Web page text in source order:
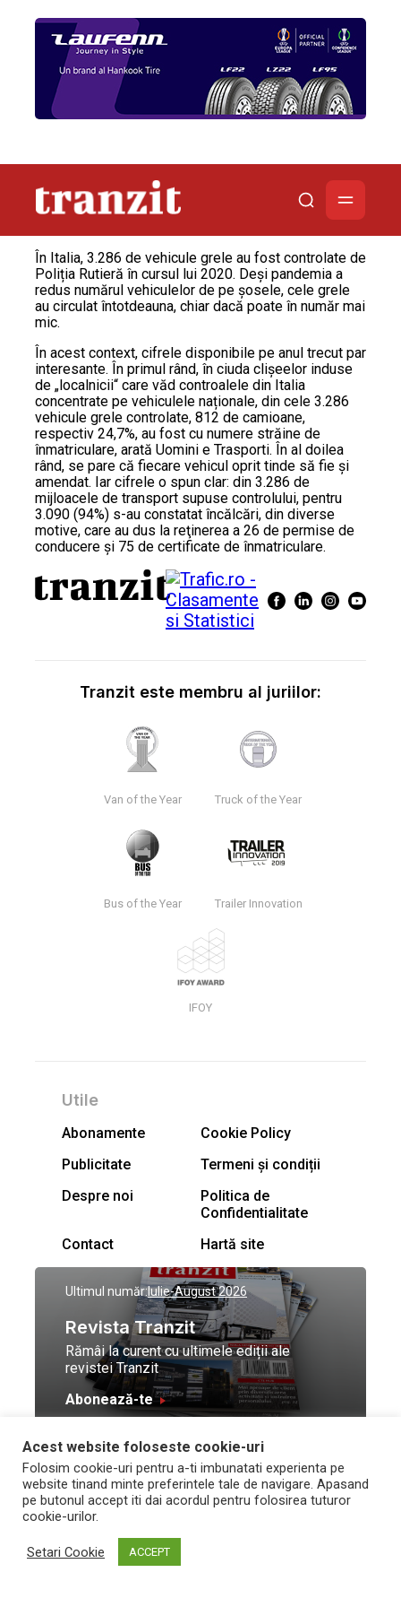
În Italia, 3.286 de vehicule grele au fost controlate de
Poliția Rutieră în cursul lui 2020. Deși pandemia a
redus numărul vehiculelor de pe şosele, cele grele
au circulat întotdeauna, chiar dacă poate în număr mai
mic.
În acest context, cifrele disponibile pe anul trecut par
interesante. În primul rând, în ciuda clișeelor ​​induse
de „localnicii“ care văd controalele din Italia
concentrate pe vehiculele naționale, din cele 3.286
vehicule grele controlate, 812 de camioane,
respectiv 24,7%, au fost cu numere străine de
înmatriculare, arată Uomini e Trasporti. În al doilea
rând, se pare că fiecare vehicul oprit tinde să fie și
amendat. Iar cifrele o spun clar: din 3.286 de
mijloacele de transport supuse controlului, pentru
3.090 (94%) s-au constatat încălcări, din diverse
motive, care au dus la reţinerea a 26 de permise de
conducere şi 75 de certificate de înmatriculare.
Tranzit este membru al juriilor:
Van of the Year Truck of the Year
Bus of the Year Trailer Innovation
IFOY
Utile
Abonamente
Cookie Policy
Publicitate
Termeni și condiții
Despre noi
Politica de
Confidentialitate
Contact
Hartă site
Ultimul număr:Iulie-August 2026
Revista Tranzit
Rămâi la curent cu ultimele ediții ale
revistei Tranzit
Abonează-te
© Toate drepturile
rezervate Trafic Media
2026
Design by
and development byNeo
Vision Technologies
Acest website foloseste cookie-uri
Folosim cookie-uri pentru a-ti imbunatati experienta pe
website tinand minte preferintele tale de navigare. Apasand
pe butonul accept iti dai acordul pentru folosirea tuturor
cookie-urilor.
Setari Cookie ACCEPT